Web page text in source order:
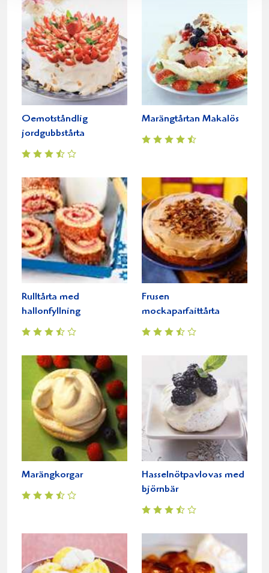
Oemotståndlig
jordgubbstårta
Marängtårtan Makalös
Rulltårta med
hallonfyllning
Frusen
mockaparfaittårta
Marängkorgar
Hasselnötpavlovas med
björnbär